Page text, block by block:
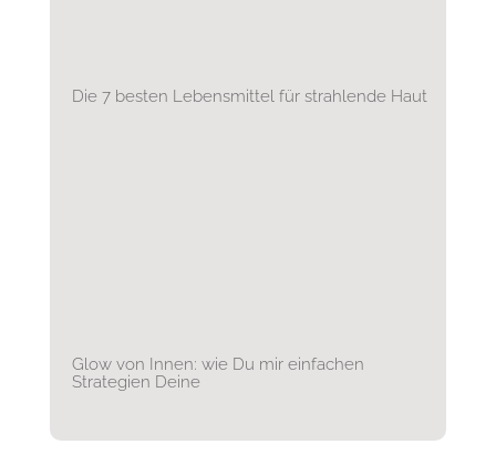
Die 7 besten Lebensmittel für strahlende Haut
Glow von Innen: wie Du mir einfachen
Strategien Deine